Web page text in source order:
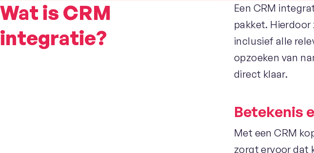
Wat is CRM
integratie?
Een CRM
pakket. Hierdoor
inclusief alle
opzoeken van
direct klaar.
Betekenis
Met een CRM
zorgt ervoor dat